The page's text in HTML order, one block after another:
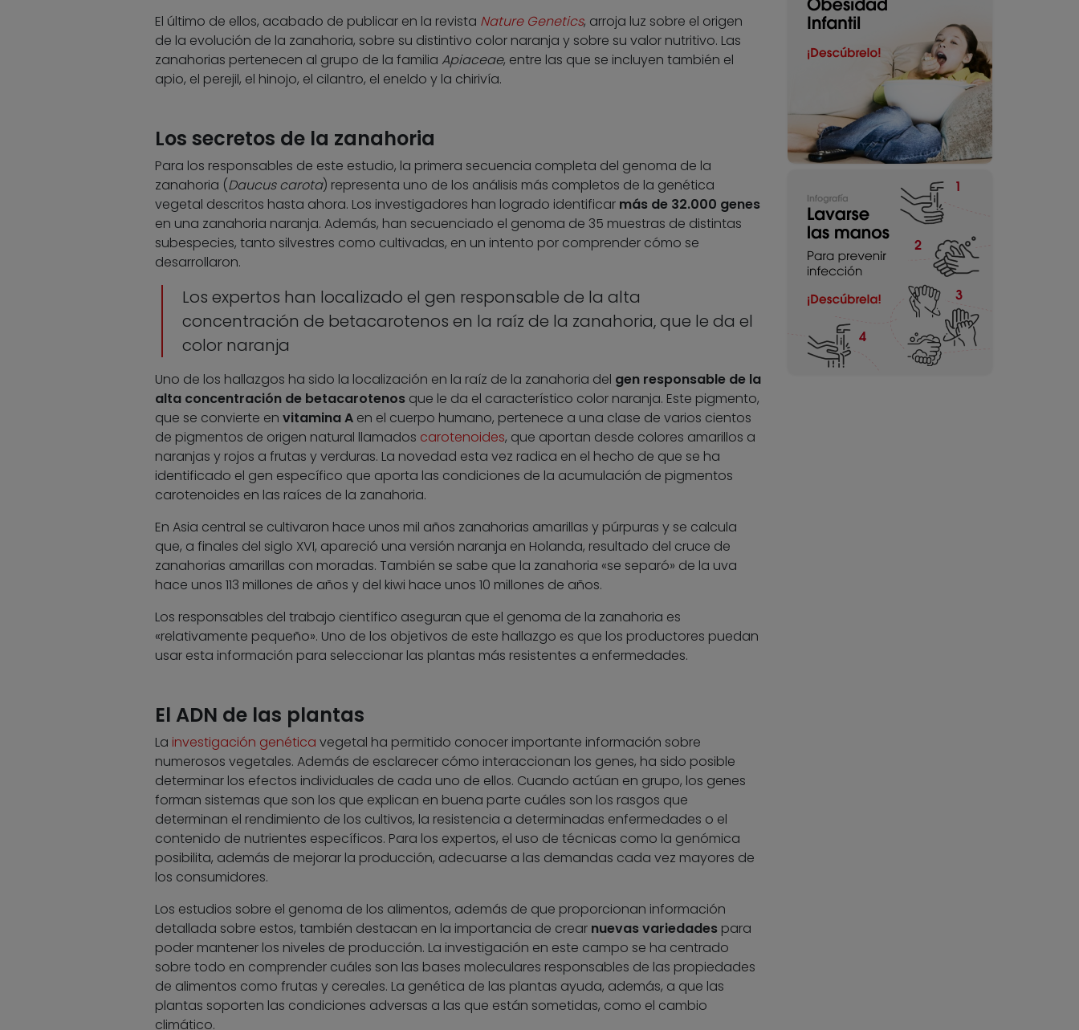
El último de ellos, acabado de publicar en la revista Nature Genetics, arroja luz sobre el origen
de la evolución de la zanahoria, sobre su distintivo color naranja y sobre su valor nutritivo. Las
zanahorias pertenecen al grupo de la familia Apiaceae, entre las que se incluyen también el
apio, el perejil, el hinojo, el cilantro, el eneldo y la chirivía.
Los secretos de la zanahoria
Para los responsables de este estudio, la primera secuencia completa del genoma de la
zanahoria (Daucus carota) representa uno de los análisis más completos de la genética
vegetal descritos hasta ahora. Los investigadores han logrado identificar más de 32.000 genes
en una zanahoria naranja. Además, han secuenciado el genoma de 35 muestras de distintas
subespecies, tanto silvestres como cultivadas, en un intento por comprender cómo se
desarrollaron.
Los expertos han localizado el gen responsable de la alta
concentración de betacarotenos en la raíz de la zanahoria, que le da el
color naranja
Uno de los hallazgos ha sido la localización en la raíz de la zanahoria del gen responsable de la
alta concentración de betacarotenosque le da el característico color naranja. Este pigmento,
que se convierte en vitamina Aen el cuerpo humano, pertenece a una clase de varios cientos
de pigmentos de origen natural llamados carotenoides, que aportan desde colores amarillos a
naranjas y rojos a frutas y verduras. La novedad esta vez radica en el hecho de que se ha
identificado el gen específico que aporta las condiciones de la acumulación de pigmentos
carotenoides en las raíces de la zanahoria.
En Asia central se cultivaron hace unos mil años zanahorias amarillas y púrpuras y se calcula
que, a finales del siglo XVI, apareció una versión naranja en Holanda, resultado del cruce de
zanahorias amarillas con moradas. También se sabe que la zanahoria «se separó» de la uva
hace unos 113 millones de años y del kiwi hace unos 10 millones de años.
Los responsables del trabajo científico aseguran que el genoma de la zanahoria es
«relativamente pequeño». Uno de los objetivos de este hallazgo es que los productores puedan
usar esta información para seleccionar las plantas más resistentes a enfermedades.
El ADN de las plantas
La investigación genética vegetal ha permitido conocer importante información sobre
numerosos vegetales. Además de esclarecer cómo interaccionan los genes, ha sido posible
determinar los efectos individuales de cada uno de ellos. Cuando actúan en grupo, los genes
forman sistemas que son los que explican en buena parte cuáles son los rasgos que
determinan el rendimiento de los cultivos, la resistencia a determinadas enfermedades o el
contenido de nutrientes específicos. Para los expertos, el uso de técnicas como la genómica
posibilita, además de mejorar la producción, adecuarse a las demandas cada vez mayores de
los consumidores.
Los estudios sobre el genoma de los alimentos, además de que proporcionan información
detallada sobre estos, también destacan en la importancia de crear nuevas variedadespara
poder mantener los niveles de producción. La investigación en este campo se ha centrado
sobre todo en comprender cuáles son las bases moleculares responsables de las propiedades
de alimentos como frutas y cereales. La genética de las plantas ayuda, además, a que las
plantas soporten las condiciones adversas a las que están sometidas, como el cambio
climático.